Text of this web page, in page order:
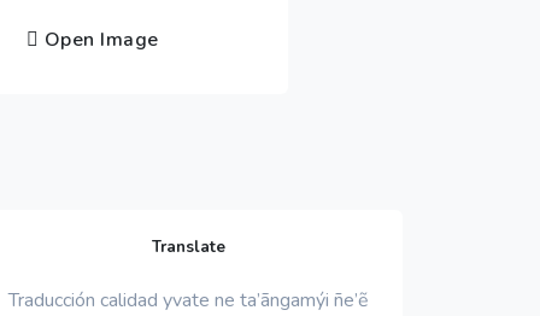
Open Image
Translate
Traducción calidad yvate ne ta’ãngamýi ñe’ẽ